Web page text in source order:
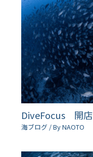
DiveFocus 開店
海ブログ / ByNAOTO